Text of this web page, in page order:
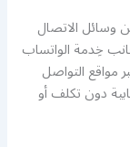
وسائل الاتصال
خِدمة الواتساب
مواقع التواصل
دون تكلف أو